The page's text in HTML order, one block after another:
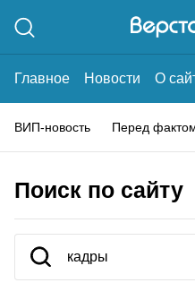
Главное Новости О
ВИП-новость Перед
Поиск по сайту